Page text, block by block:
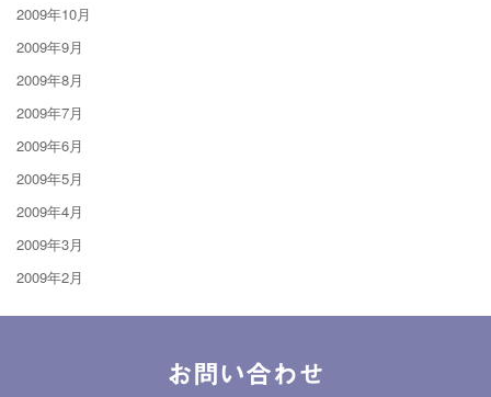
2009年10月
2009年9月
2009年8月
2009年7月
2009年6月
2009年5月
2009年4月
2009年3月
2009年2月
お問い合わせ